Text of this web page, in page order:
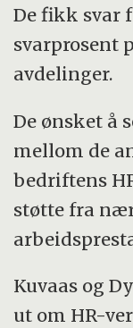
De fikk svar
svarprosent
avdelinger.
De ønsket å
mellom de
bedriftens
støtte fra
Kuvaas og
ut om HR-